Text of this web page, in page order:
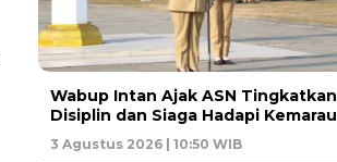
Wabup Intan Ajak ASN Tingkatkan
Disiplin dan Siaga Hadapi Kemarau
3 Agustus 2026 | 10:50 WIB